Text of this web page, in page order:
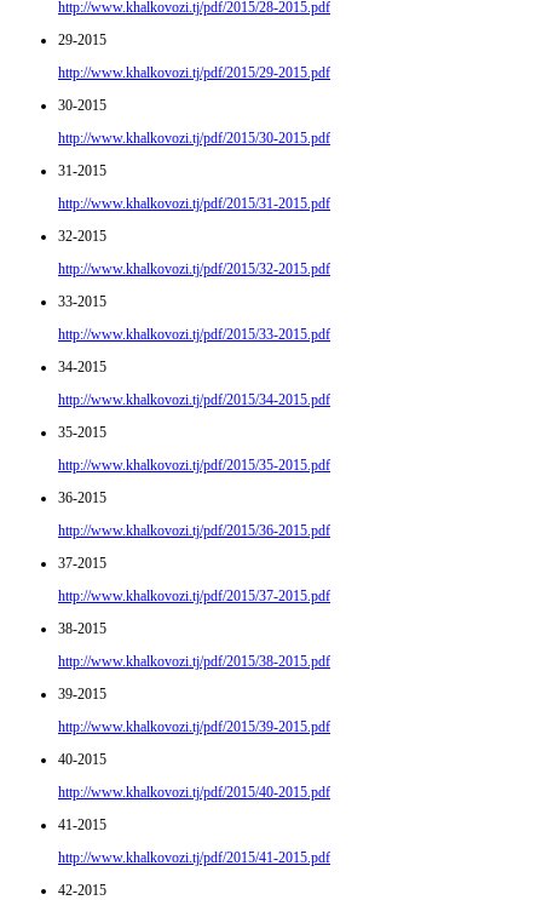
http://www.khalkovozi.tj/pdf/2015/28-2015.pdf
29-2015
http://www.khalkovozi.tj/pdf/2015/29-2015.pdf
30-2015
http://www.khalkovozi.tj/pdf/2015/30-2015.pdf
31-2015
http://www.khalkovozi.tj/pdf/2015/31-2015.pdf
32-2015
http://www.khalkovozi.tj/pdf/2015/32-2015.pdf
33-2015
http://www.khalkovozi.tj/pdf/2015/33-2015.pdf
34-2015
http://www.khalkovozi.tj/pdf/2015/34-2015.pdf
35-2015
http://www.khalkovozi.tj/pdf/2015/35-2015.pdf
36-2015
http://www.khalkovozi.tj/pdf/2015/36-2015.pdf
37-2015
http://www.khalkovozi.tj/pdf/2015/37-2015.pdf
38-2015
http://www.khalkovozi.tj/pdf/2015/38-2015.pdf
39-2015
http://www.khalkovozi.tj/pdf/2015/39-2015.pdf
40-2015
http://www.khalkovozi.tj/pdf/2015/40-2015.pdf
41-2015
http://www.khalkovozi.tj/pdf/2015/41-2015.pdf
42-2015